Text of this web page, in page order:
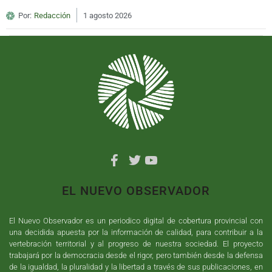
Por: Redacción 1 agosto 2026
EL NUEVO OBSERVADOR
El Nuevo Observador es un periodico digital de cobertura provincial con
una decidida apuesta por la información de calidad, para contribuir a la
vertebración territorial y al progreso de nuestra sociedad. El proyecto
trabajará por la democracia desde el rigor, pero también desde la defensa
de la igualdad, la pluralidad y la libertad a través de sus publicaciones, en